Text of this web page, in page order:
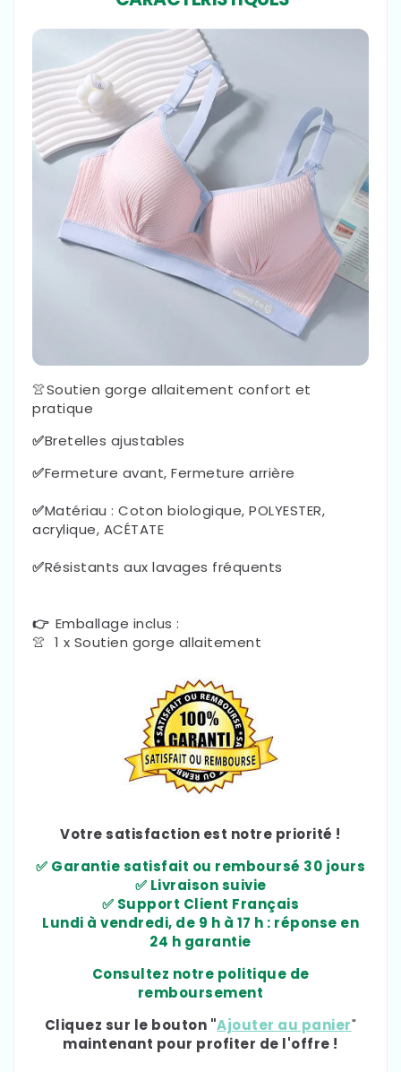
👚Soutien gorge allaitement confort et
pratique
✅Bretelles ajustables
✅Fermeture avant, Fermeture arrière
✅Matériau : Coton biologique, POLYESTER,
acrylique, ACÉTATE
✅Résistants aux lavages fréquents
👉 Emballage inclus :
👚 1 x Soutien gorge allaitement
Votre satisfaction est notre priorité !
✅ Garantie satisfait ou remboursé 30 jours
✅ Livraison suivie
✅ Support Client Français
Lundi à vendredi, de 9 h à 17 h : réponse en
24 h garantie
Consultez notre politique de
remboursement
Cliquez sur le bouton "Ajouter au panier"
maintenant pour profiter de l'offre !